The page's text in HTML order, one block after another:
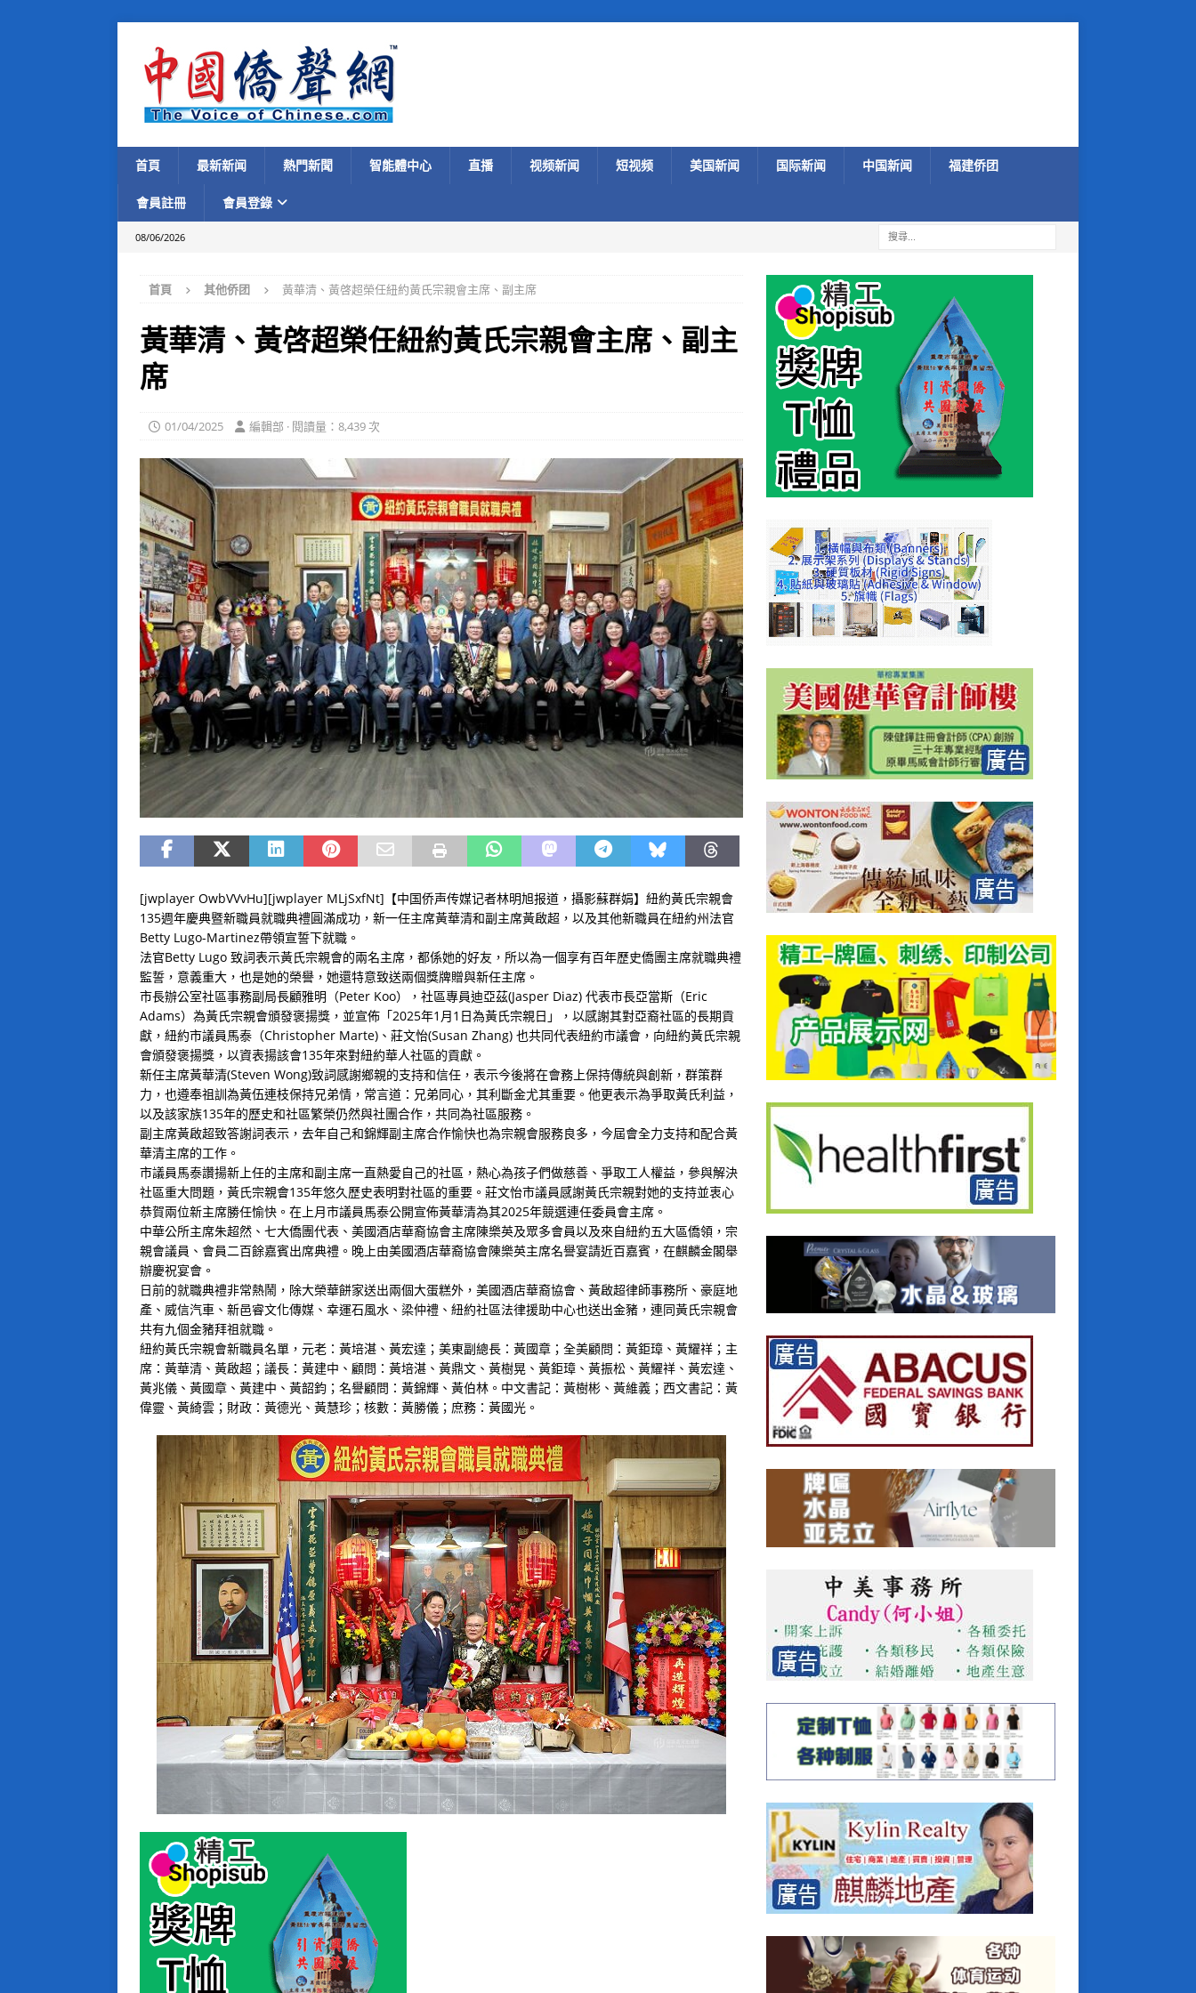
首頁 最新新闻 熱門新聞 智能體中心 直播 视频新闻 短视频 美国新闻 国际新闻 中国新闻 福建侨团
會員註冊 會員登錄
08/06/2026
首頁 其他侨团 黃華清、黃啓超榮任紐約黃氏宗親會主席、副主席
黃華清、黃啓超榮任紐約黃氏宗親會主席、副主
席
01/04/2025 編輯部 · 閱讀量：8,439 次
[jwplayer OwbVVvHu][jwplayer MLjSxfNt]【中国侨声传媒记者林明旭报道，攝影蘇群娟】紐約黃氏宗親會
135週年慶典暨新職員就職典禮圓滿成功，新一任主席黃華清和副主席黃啟超，以及其他新職員在紐約州法官
Betty Lugo-Martinez帶領宣誓下就職。
法官Betty Lugo 致詞表示黃氏宗親會的兩名主席，都係她的好友，所以為一個享有百年歷史僑團主席就職典禮
監誓，意義重大，也是她的榮譽，她還特意致送兩個獎牌贈與新任主席。
市長辦公室社區事務副局長顧雅明（Peter Koo），社區專員迪亞茲(Jasper Diaz) 代表市長亞當斯（Eric
Adams）為黃氏宗親會頒發褒揚獎，並宣佈「2025年1月1日為黃氏宗親日」，以感謝其對亞裔社區的長期貢
獻，紐約市議員馬泰（Christopher Marte)、莊文怡(Susan Zhang) 也共同代表紐約市議會，向紐約黃氏宗親
會頒發褒揚獎，以資表揚該會135年來對紐約華人社區的貢獻。
新任主席黃華清(Steven Wong)致詞感謝鄉親的支持和信任，表示今後將在會務上保持傳統與創新，群策群
力，也遵奉祖訓為黃伍連枝保持兄弟情，常言道：兄弟同心，其利斷金尤其重要。他更表示為爭取黃氏利益，
以及該家族135年的歷史和社區繁榮仍然與社團合作，共同為社區服務。
副主席黃啟超致答謝詞表示，去年自己和錦輝副主席合作愉快也為宗親會服務良多，今屆會全力支持和配合黃
華清主席的工作。
市議員馬泰讚揚新上任的主席和副主席一直熱愛自己的社區，熱心為孩子們做慈善、爭取工人權益，參與解決
社區重大問題，黃氏宗親會135年悠久歷史表明對社區的重要。莊文怡市議員感謝黃氏宗親對她的支持並衷心
恭賀兩位新主席勝任愉快。在上月市議員馬泰公開宣佈黃華清為其2025年競選連任委員會主席。
中華公所主席朱超然、七大僑團代表、美國酒店華裔協會主席陳樂英及眾多會員以及來自紐約五大區僑領，宗
親會議員、會員二百餘嘉賓出席典禮。晚上由美國酒店華裔協會陳樂英主席名譽宴請近百嘉賓，在麒麟金閣舉
辦慶祝宴會。
日前的就職典禮非常熱鬧，除大榮華餅家送出兩個大蛋糕外，美國酒店華裔協會、黃啟超律師事務所、豪庭地
產、威信汽車、新邑睿文化傳媒、幸運石風水、梁仲禮、紐約社區法律援助中心也送出金豬，連同黃氏宗親會
共有九個金豬拜祖就職。
紐約黃氏宗親會新職員名單，元老：黃培湛、黃宏達；美東副總長：黃國章；全美顧問：黃鉅璋、黃耀祥；主
席：黃華清、黃啟超；議長：黃建中、顧問：黃培湛、黃鼎文、黃樹晃、黃鉅璋、黃振松、黃耀祥、黃宏達、
黃兆儀、黃國章、黃建中、黃韶鈞；名譽顧問：黃錦輝、黃伯林。中文書記：黃樹彬、黃維義；西文書記：黃
偉靈、黃綺雲；財政：黃德光、黃慧珍；核數：黃勝儀；庶務：黃國光。